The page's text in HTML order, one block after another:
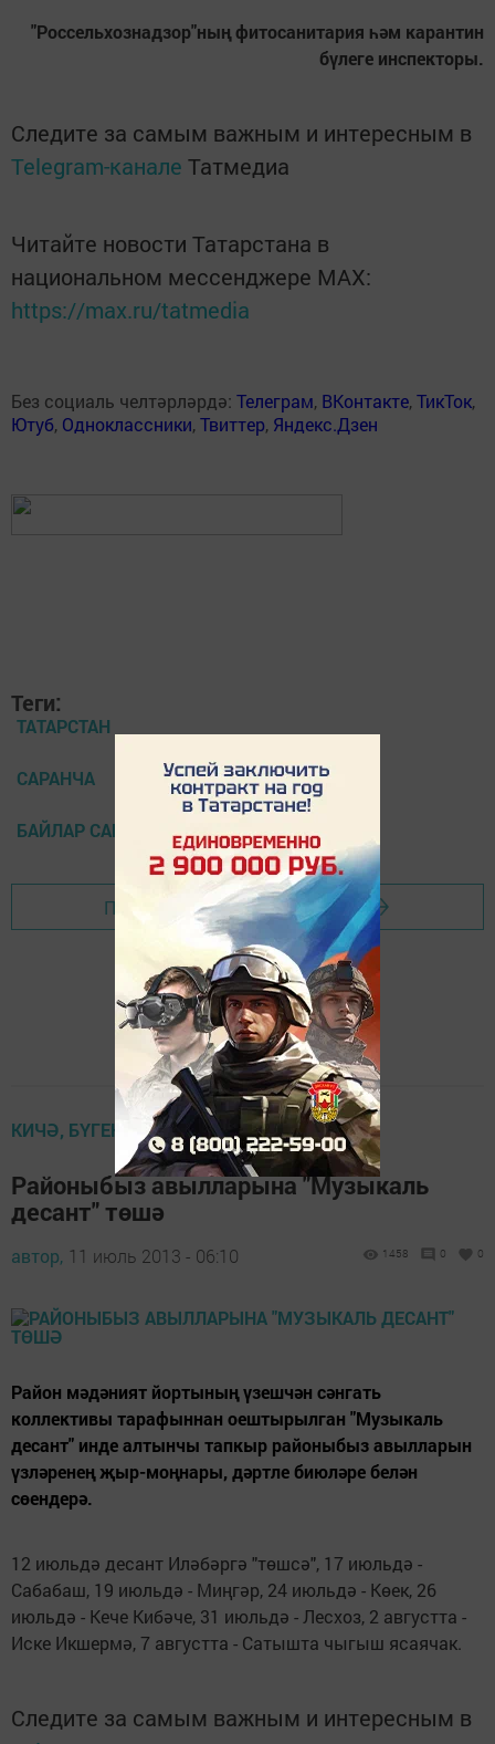
"Россельхознадзор"ның фитосанитария һәм карантин
бүлеге инспекторы.
Следите за самым важным и интересным в
Telegram-канале Татмедиа
Читайте новости Татарстана в
национальном мессенджере MАХ:
https://max.ru/tatmedia
Без социаль челтәрләрдә: Телеграм, ВКонтакте,ТикТок,
Ютуб, Одноклассники,Твиттер, Яндекс.Дзен
Теги:
ТАТАРСТАН
САРАНЧА
БАЙЛАР САБАСЫ
Перейти на страницу новости
КИЧӘ, БҮГЕН, ИРТӘГӘ
Районыбыз авылларына "Музыкаль
десант" төшә
автор, 11 июль 2013 - 06:10 1458 0 0
Район мәдәният йортының үзешчән сәнгать
коллективы тарафыннан оештырылган "Музыкаль
десант" инде алтынчы тапкыр районыбыз авылларын
үзләренең җыр-моңнары, дәртле биюләре белән
сөендерә.
12 июльдә десант Иләбәргә "төшсә", 17 июльдә -
Сабабаш, 19 июльдә - Миңгәр, 24 июльдә - Көек, 26
июльдә - Кече Кибәче, 31 июльдә - Лесхоз, 2 августта -
Иске Икшермә, 7 августта - Сатышта чыгыш ясаячак.
Следите за самым важным и интересным в